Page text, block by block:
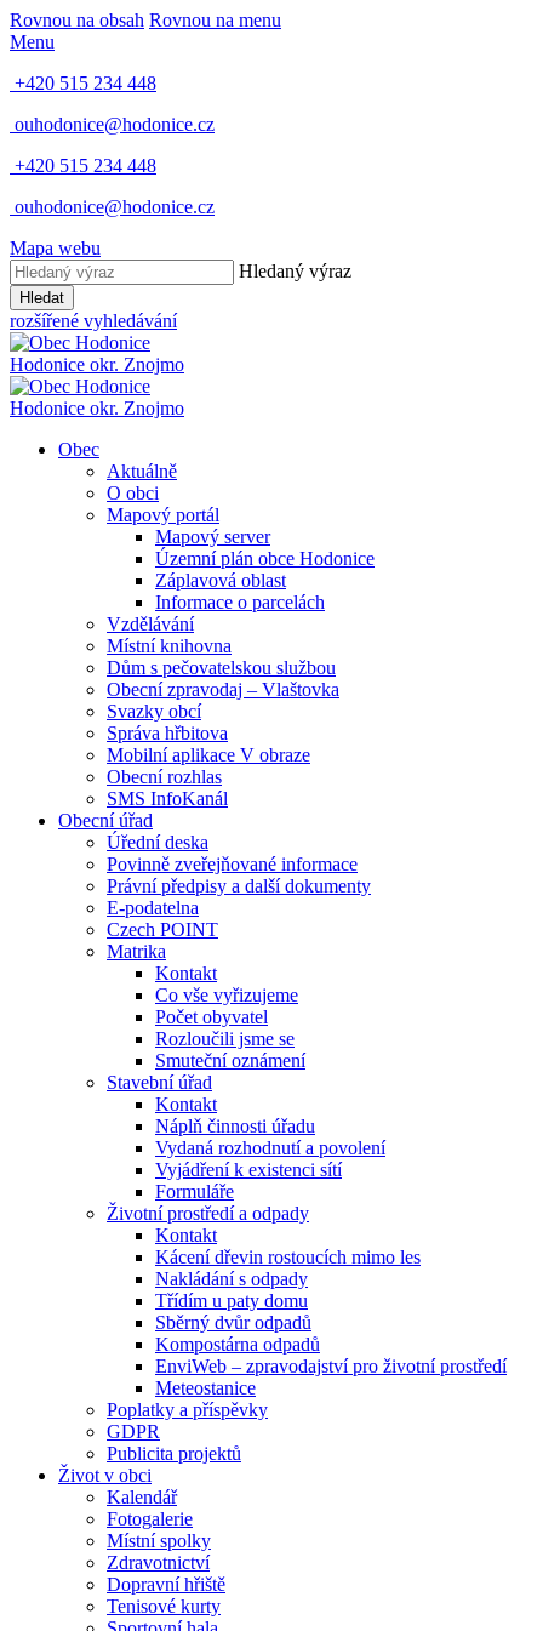
Rovnou na obsah Rovnou na menu
Menu
+420 515 234 448
ouhodonice@hodonice.cz
+420 515 234 448
ouhodonice@hodonice.cz
Mapa webu
Hledaný výraz
Hledat
rozšířené vyhledávání
Hodonice okr. Znojmo
Hodonice okr. Znojmo
Obec
Aktuálně
O obci
Mapový portál
Mapový server
Územní plán obce Hodonice
Záplavová oblast
Informace o parcelách
Vzdělávání
Místní knihovna
Dům s pečovatelskou službou
Obecní zpravodaj – Vlaštovka
Svazky obcí
Správa hřbitova
Mobilní aplikace V obraze
Obecní rozhlas
SMS InfoKanál
Obecní úřad
Úřední deska
Povinně zveřejňované informace
Právní předpisy a další dokumenty
E-podatelna
Czech POINT
Matrika
Kontakt
Co vše vyřizujeme
Počet obyvatel
Rozloučili jsme se
Smuteční oznámení
Stavební úřad
Kontakt
Náplň činnosti úřadu
Vydaná rozhodnutí a povolení
Vyjádření k existenci sítí
Formuláře
Životní prostředí a odpady
Kontakt
Kácení dřevin rostoucích mimo les
Nakládání s odpady
Třídím u paty domu
Sběrný dvůr odpadů
Kompostárna odpadů
EnviWeb – zpravodajství pro životní prostředí
Meteostanice
Poplatky a příspěvky
GDPR
Publicita projektů
Život v obci
Kalendář
Fotogalerie
Místní spolky
Zdravotnictví
Dopravní hřiště
Tenisové kurty